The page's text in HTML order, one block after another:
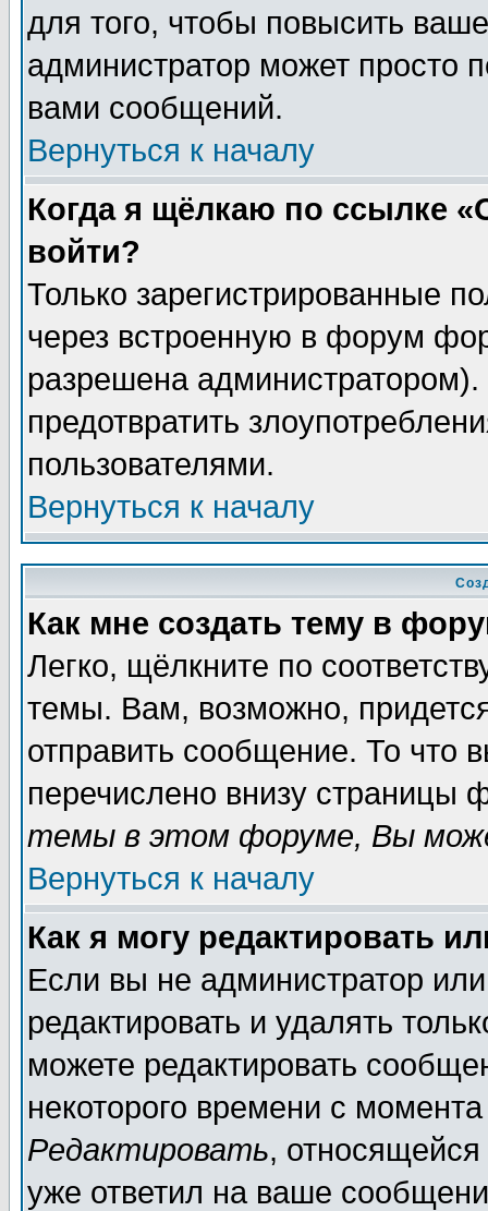
для того, чтобы повысить
администратор может просто
вами сообщений.
Вернуться к началу
Когда я щёлкаю по ссылке
войти?
Только зарегистрированные
через встроенную в форум
разрешена
предотвратить
пользователями.
Вернуться к началу
Как мне создать тему в
Легко, щёлкните по
темы. Вам, возможно,
отправить сообщение. То что
перечислено внизу страницы
темы в этом форуме, Вы
Вернуться к началу
Как я могу редактировать
Если вы не администратор
редактировать и удалять
можете редактировать
некоторого времени с
Редактировать,
уже ответил на ваше